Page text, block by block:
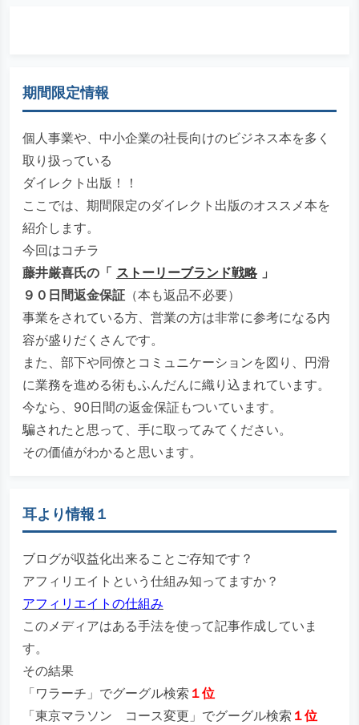
期間限定情報
個人事業や、中小企業の社長向けのビジネス本を多く
取り扱っている
ダイレクト出版！！
ここでは、期間限定のダイレクト出版のオススメ本を
紹介します。
今回はコチラ
藤井厳喜氏の「 ストーリーブランド戦略 」
９０日間返金保証（本も返品不必要）
事業をされている方、営業の方は非常に参考になる内
容が盛りだくさんです。
また、部下や同僚とコミュニケーションを図り、円滑
に業務を進める術もふんだんに織り込まれています。
今なら、90日間の返金保証もついています。
騙されたと思って、手に取ってみてください。
その価値がわかると思います。
耳より情報１
ブログが収益化出来ることご存知です？
アフィリエイトという仕組み知ってますか？
アフィリエイトの仕組み
このメディアはある手法を使って記事作成していま
す。
その結果
「ワラーチ」でグーグル検索 １位
「東京マラソン コース変更」でグーグル検索 １位